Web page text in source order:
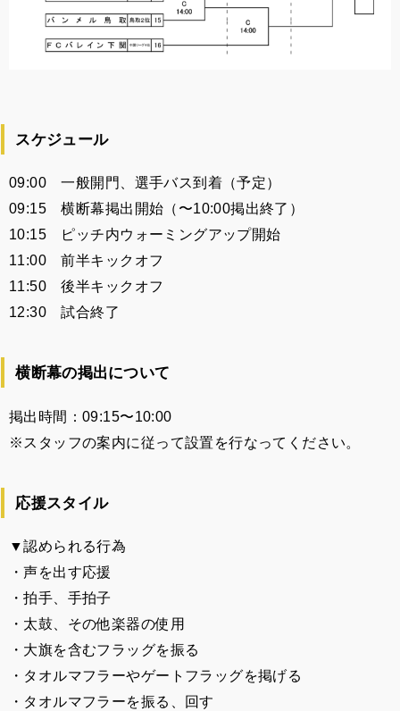
スケジュール
09:00 一般開門、選手バス到着（予定）
09:15 横断幕掲出開始（〜10:00掲出終了）
10:15 ピッチ内ウォーミングアップ開始
11:00 前半キックオフ
11:50 後半キックオフ
12:30 試合終了
横断幕の掲出について
掲出時間：09:15〜10:00
※スタッフの案内に従って設置を行なってください。
応援スタイル
▼認められる行為
・声を出す応援
・拍手、手拍子
・太鼓、その他楽器の使用
・大旗を含むフラッグを振る
・タオルマフラーやゲートフラッグを掲げる
・タオルマフラーを振る、回す